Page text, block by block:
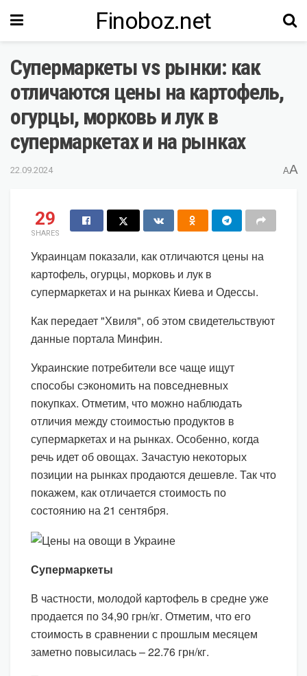
Finoboz.net
Супермаркеты vs рынки: как
отличаются цены на картофель,
огурцы, морковь и лук в
супермаркетах и на рынках
22.09.2024 AA
29
SHARES
Украинцам показали, как отличаются цены на
картофель, огурцы, морковь и лук в
супермаркетах и на рынках Киева и Одессы.
Как передает "Хвиля", об этом свидетельствуют
данные портала Минфин.
Украинские потребители все чаще ищут
способы сэкономить на повседневных
покупках. Отметим, что можно наблюдать
отличия между стоимостью продуктов в
супермаркетах и на рынках. Особенно, когда
речь идет об овощах. Зачастую некоторых
позиции на рынках продаются дешевле. Так что
покажем, как отличается стоимость по
состоянию на 21 сентября.
Супермаркеты
В частности, молодой картофель в средне уже
продается по 34,90 грн/кг. Отметим, что его
стоимость в сравнении с прошлым месяцем
заметно повысилась – 22.76 грн/кг.